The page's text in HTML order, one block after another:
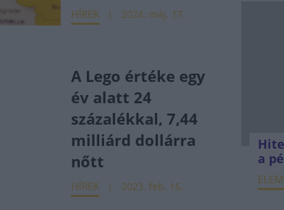
HÍREK 2024. máj. 17.
A Lego értéke egy
év alatt 24
százalékkal, 7,44
milliárd dollárra
nőtt
HÍREK 2023. feb. 16.
a